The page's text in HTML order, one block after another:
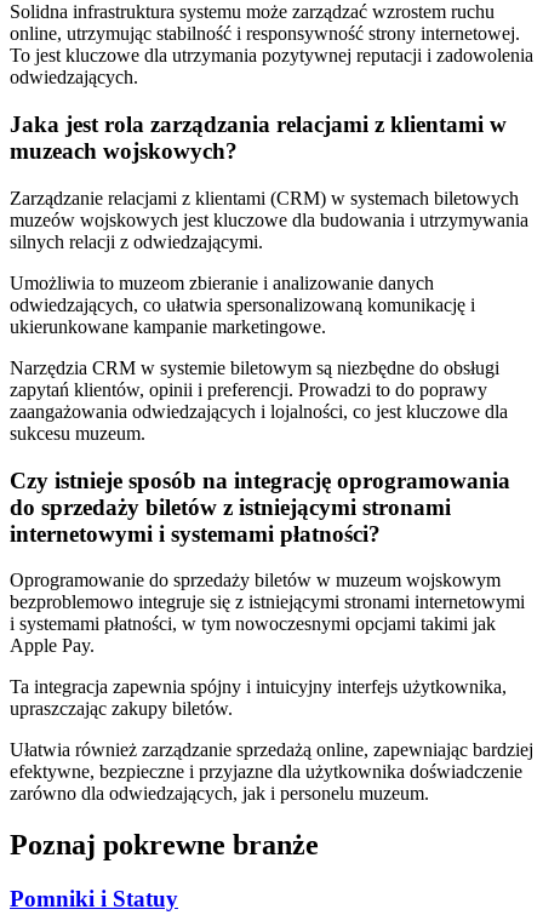
Solidna infrastruktura systemu może zarządzać wzrostem ruchu
online, utrzymując stabilność i responsywność strony internetowej.
To jest kluczowe dla utrzymania pozytywnej reputacji i zadowolenia
odwiedzających.
Jaka jest rola zarządzania relacjami z klientami w
muzeach wojskowych?
Zarządzanie relacjami z klientami (CRM) w systemach biletowych
muzeów wojskowych jest kluczowe dla budowania i utrzymywania
silnych relacji z odwiedzającymi.
Umożliwia to muzeom zbieranie i analizowanie danych
odwiedzających, co ułatwia spersonalizowaną komunikację i
ukierunkowane kampanie marketingowe.
Narzędzia CRM w systemie biletowym są niezbędne do obsługi
zapytań klientów, opinii i preferencji. Prowadzi to do poprawy
zaangażowania odwiedzających i lojalności, co jest kluczowe dla
sukcesu muzeum.
Czy istnieje sposób na integrację oprogramowania
do sprzedaży biletów z istniejącymi stronami
internetowymi i systemami płatności?
Oprogramowanie do sprzedaży biletów w muzeum wojskowym
bezproblemowo integruje się z istniejącymi stronami internetowymi
i systemami płatności, w tym nowoczesnymi opcjami takimi jak
Apple Pay.
Ta integracja zapewnia spójny i intuicyjny interfejs użytkownika,
upraszczając zakupy biletów.
Ułatwia również zarządzanie sprzedażą online, zapewniając bardziej
efektywne, bezpieczne i przyjazne dla użytkownika doświadczenie
zarówno dla odwiedzających, jak i personelu muzeum.
Poznaj pokrewne branże
Pomniki i Statuy